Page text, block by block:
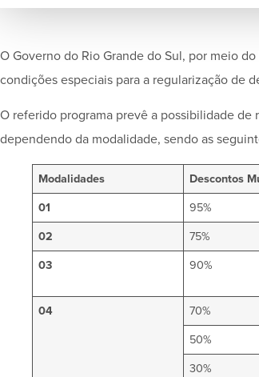
O Governo do Rio Grande do Sul, por meio
condições especiais para a regularização de
O referido programa prevê a possibilidade de
dependendo da modalidade, sendo as
Modalidades Descontos
01 95%
02 75%
03 90%
04 70%
50%
30%